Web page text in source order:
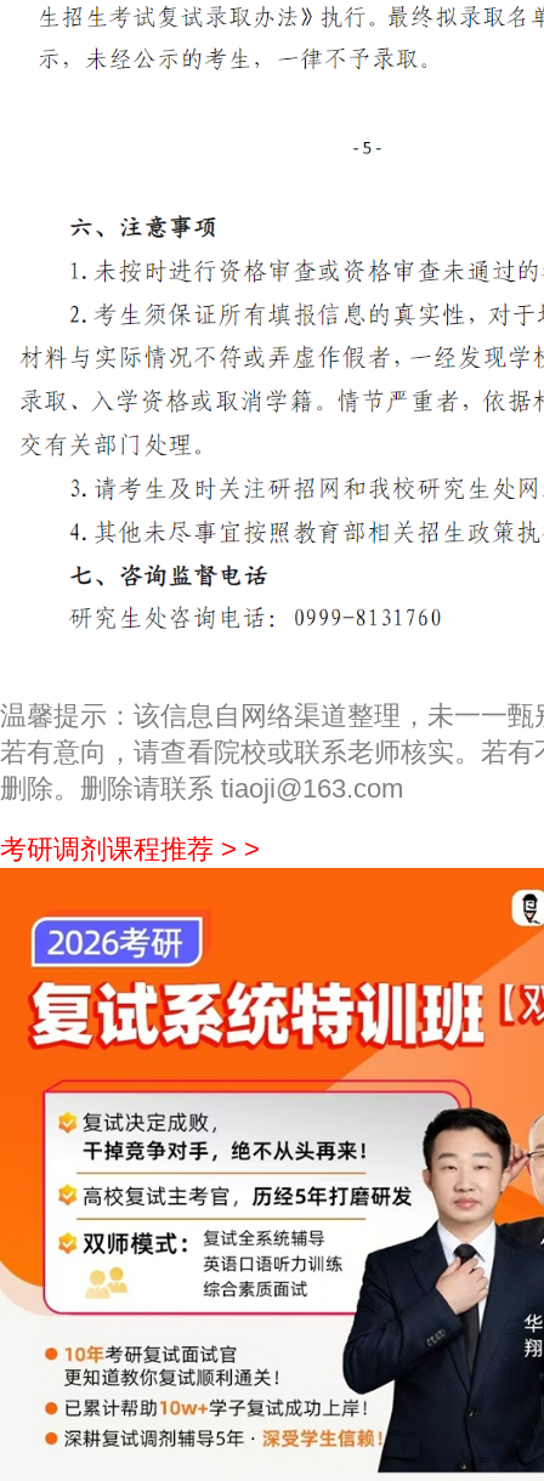
温馨提示：该信息自网络渠道整理，未一一
若有意向，请查看院校或联系老师核实。若
删除。删除请联系 tiaoji@163.com
考研调剂课程推荐 > >